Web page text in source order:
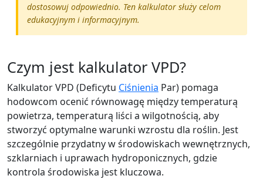
dostosowuj odpowiednio. Ten kalkulator służy celom
edukacyjnym i informacyjnym.
Czym jest kalkulator VPD?
Kalkulator VPD (Deficytu Ciśnienia Par) pomaga
hodowcom ocenić równowagę między temperaturą
powietrza, temperaturą liści a wilgotnością, aby
stworzyć optymalne warunki wzrostu dla roślin. Jest
szczególnie przydatny w środowiskach wewnętrznych,
szklarniach i uprawach hydroponicznych, gdzie
kontrola środowiska jest kluczowa.